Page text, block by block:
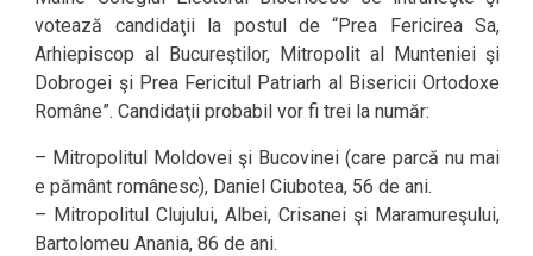
votează candidaţii la postul de “Prea Fericirea Sa,
Arhiepiscop al Bucureştilor, Mitropolit al Munteniei şi
Dobrogei şi Prea Fericitul Patriarh al Bisericii Ortodoxe
Române”. Candidaţii probabil vor fi trei la număr:
– Mitropolitul Moldovei şi Bucovinei (care parcă nu mai
e pământ românesc), Daniel Ciubotea, 56 de ani.
– Mitropolitul Clujului, Albei, Crisanei şi Maramureşului,
Bartolomeu Anania, 86 de ani.